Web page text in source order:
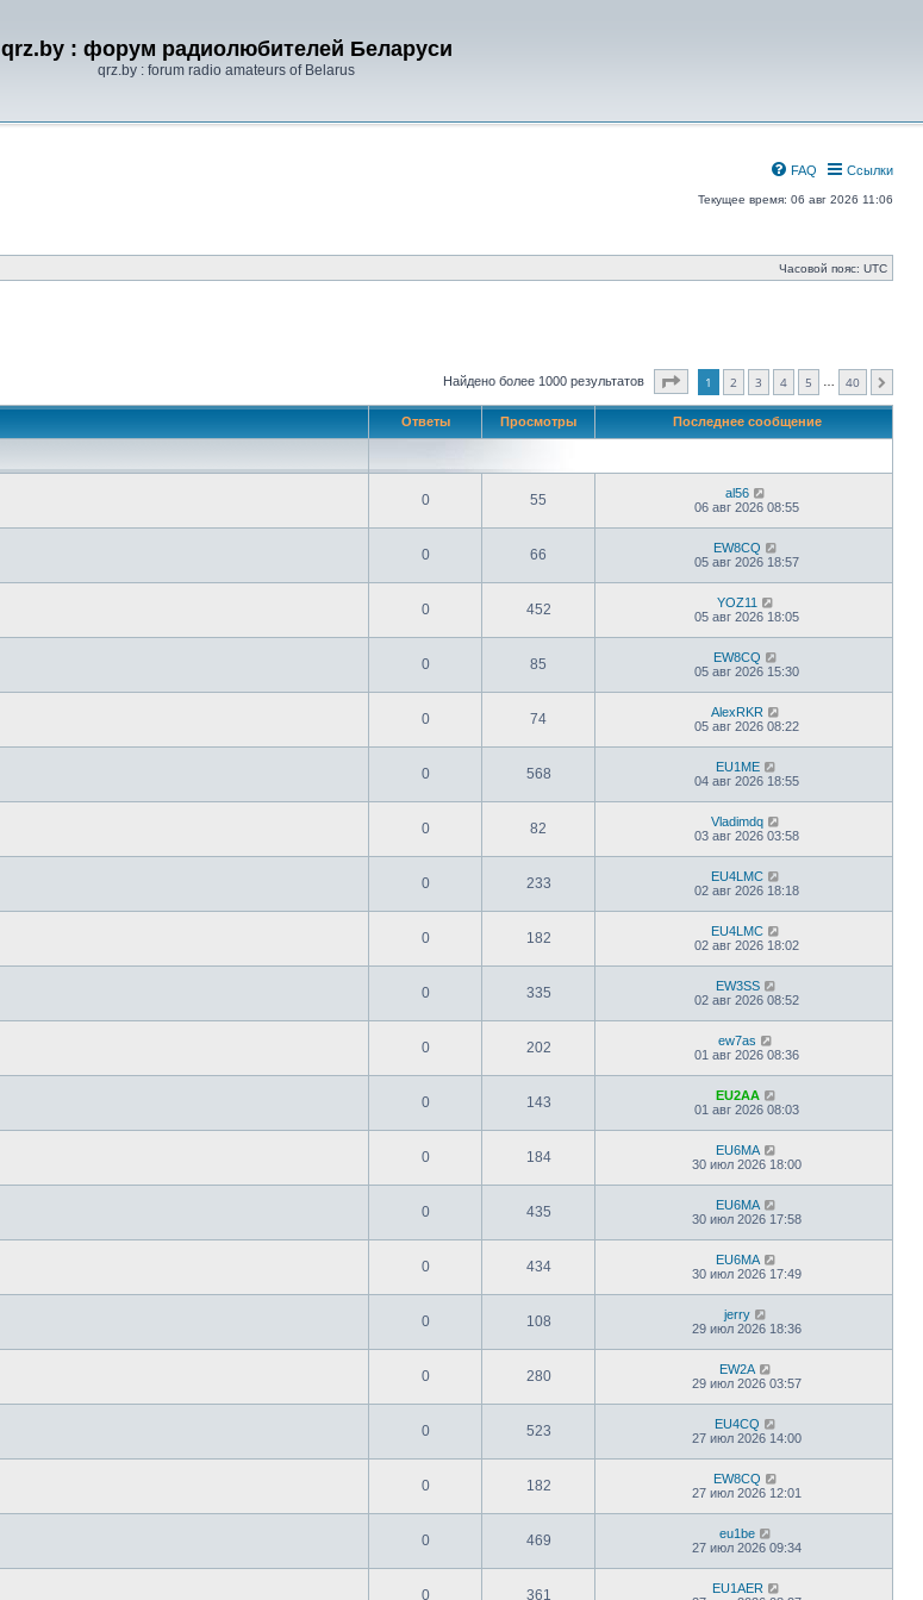
qrz.by : форум радиолюбителей Беларуси
qrz.by : forum radio amateurs of Belarus
Ссылки
FAQ
Текущее время: 06 авг 2026 11:06
Часовой пояс: UTC
Найдено более 1000 результатов Страница из40
1 2 3 4 5 40
Ответы Просмотры Последнее сообщение
0 55
al56
06 авг 2026 08:55
0 66
EW8CQ
05 авг 2026 18:57
0 452
YOZ11
05 авг 2026 18:05
0 85
EW8CQ
05 авг 2026 15:30
0 74
AlexRKR
05 авг 2026 08:22
0 568
EU1ME
04 авг 2026 18:55
0 82
Vladimdq
03 авг 2026 03:58
0 233
EU4LMC
02 авг 2026 18:18
0 182
EU4LMC
02 авг 2026 18:02
0 335
EW3SS
02 авг 2026 08:52
0 202
ew7as
01 авг 2026 08:36
0 143
EU2AA
01 авг 2026 08:03
0 184
EU6MA
30 июл 2026 18:00
0 435
EU6MA
30 июл 2026 17:58
0 434
EU6MA
30 июл 2026 17:49
0 108
jerry
29 июл 2026 18:36
0 280
EW2A
29 июл 2026 03:57
0 523
EU4CQ
27 июл 2026 14:00
0 182
EW8CQ
27 июл 2026 12:01
0 469
eu1be
27 июл 2026 09:34
0 361
EU1AER